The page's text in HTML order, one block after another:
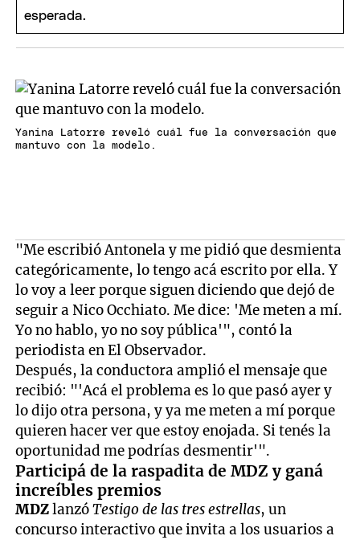
Yanina Latorre reveló cuál fue la conversación que
mantuvo con la modelo.
"Me escribió Antonela y me pidió que desmienta
categóricamente, lo tengo acá escrito por ella. Y
lo voy a leer porque siguen diciendo que dejó de
seguir a Nico Occhiato. Me dice: 'Me meten a mí.
Yo no hablo, yo no soy pública'", contó la
periodista en El Observador.
Después, la conductora amplió el mensaje que
recibió: "'Acá el problema es lo que pasó ayer y
lo dijo otra persona, y ya me meten a mí porque
quieren hacer ver que estoy enojada. Si tenés la
oportunidad me podrías desmentir'".
Participá de la raspadita de MDZ y ganá
increíbles premios
MDZlanzóTestigo de las tres estrellas, un
concurso interactivo que invita a los usuarios a